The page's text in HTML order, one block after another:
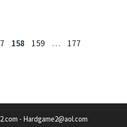
Página
158 Página
159 … Página
177
- Hardgame2@aol.com